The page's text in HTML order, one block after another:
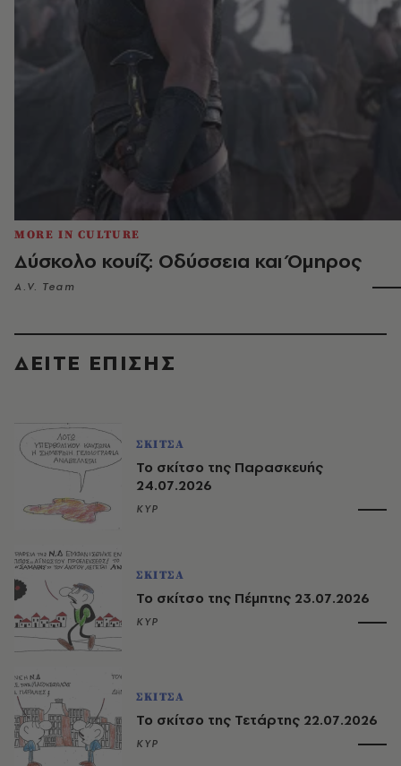
MORE IN CULTURE
Δύσκολο κουίζ: Οδύσσεια και Όμηρος
A.V. Team
ΔΕΙΤΕ ΕΠΙΣΗΣ
ΣΚΙΤΣΑ
Το σκίτσο της Παρασκευής
24.07.2026
ΚΥΡ
ΣΚΙΤΣΑ
Το σκίτσο της Πέμπτης 23.07.2026
ΚΥΡ
ΣΚΙΤΣΑ
Το σκίτσο της Τετάρτης 22.07.2026
ΚΥΡ